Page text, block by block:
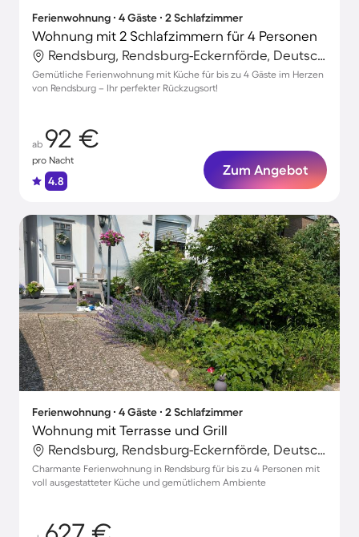
Ferienwohnung ∙ 4 Gäste ∙ 2 Schlafzimmer
Wohnung mit 2 Schlafzimmern für 4 Personen
Rendsburg, Rendsburg-Eckernförde, Deutschland
Gemütliche Ferienwohnung mit Küche für bis zu 4 Gäste im Herzen
von Rendsburg – Ihr perfekter Rückzugsort!
ab 92 €
pro Nacht
4.8
Zum Angebot
Ferienwohnung ∙ 4 Gäste ∙ 2 Schlafzimmer
Wohnung mit Terrasse und Grill
Rendsburg, Rendsburg-Eckernförde, Deutschland
Charmante Ferienwohnung in Rendsburg für bis zu 4 Personen mit
voll ausgestatteter Küche und gemütlichem Ambiente